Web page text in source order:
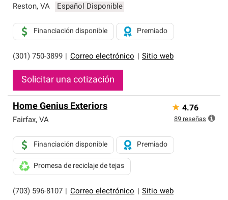
Reston, VA Español Disponible
(301) 750-3899 Correo electrónico Sitio web
Financiación disponible Premiado
Solicitar una cotización
Home Genius Exteriors
Fairfax, VA
(703) 596-8107 Correo electrónico Sitio web
Financiación disponible Premiado
Promesa de reciclaje de tejas
★ 4.76
89 reseñas